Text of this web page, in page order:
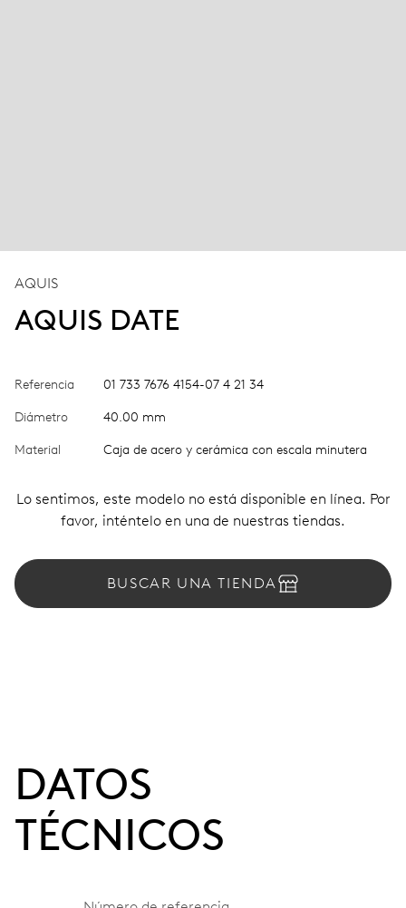
AQUIS
AQUIS DATE
Referencia 01 733 7676 4154-07 4 21 34
Diámetro 40.00 mm
Material Caja de acero y cerámica con escala minutera
Lo sentimos, este modelo no está disponible en línea. Por
favor, inténtelo en una de nuestras tiendas.
BUSCAR UNA TIENDA
DATOS
TÉCNICOS